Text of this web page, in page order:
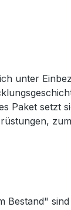
unter
setzt